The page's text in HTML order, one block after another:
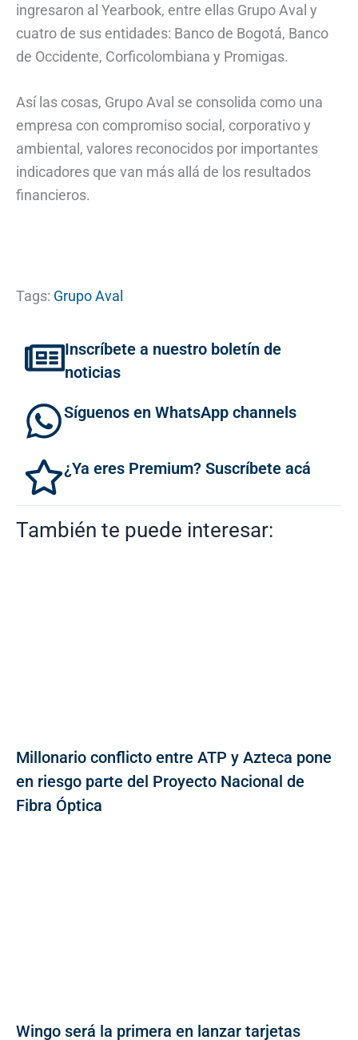
ingresaron al Yearbook, entre ellas Grupo Aval y
cuatro de sus entidades: Banco de Bogotá, Banco
de Occidente, Corficolombiana y Promigas.
Así las cosas, Grupo Aval se consolida como una
empresa con compromiso social, corporativo y
ambiental, valores reconocidos por importantes
indicadores que van más allá de los resultados
financieros.
Tags: Grupo Aval
Inscríbete a nuestro boletín de
noticias
Síguenos en WhatsApp channels
¿Ya eres Premium? Suscríbete acá
También te puede interesar:
Millonario conflicto entre ATP y Azteca pone
en riesgo parte del Proyecto Nacional de
Fibra Óptica
Wingo será la primera en lanzar tarjetas